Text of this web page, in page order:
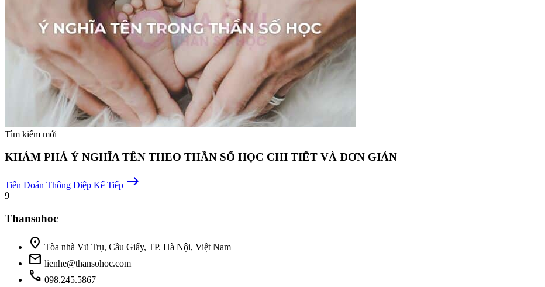
Tìm kiếm mới
KHÁM PHÁ Ý NGHĨA TÊN THEO THẦN SỐ HỌC CHI TIẾT VÀ ĐƠN GIẢN
Tiến Đoán Thông Điệp Kế Tiếp east
9
Thansohoc
location_on Tòa nhà Vũ Trụ, Cầu Giấy, TP. Hà Nội, Việt Nam
mail lienhe@thansohoc.com
phone 098.245.5867